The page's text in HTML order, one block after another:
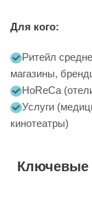
Для кого:
Ритейл
магазины,
HoReCa
Услуги
кинотеатры)
Ключевые